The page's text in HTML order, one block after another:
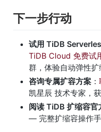
下一步行动
试用 TiDB
TiDB Cloud 免费试
群，体验自动弹性扩
咨询专属扩容方案 ：
凯星辰 技术专家，
阅读 TiDB 扩缩容官
— 完整扩缩容操作